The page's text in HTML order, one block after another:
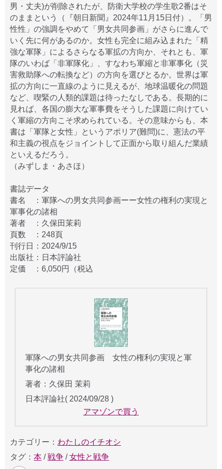
男・丈夫)が削除されたが、防衛大学校の学生歌2番はそ
のままという（『朝日新聞』2024年11月15日付）。「男
性性」の強調をやめて「男女共同参画」がさらに進んで
いく先に何があるのか。女性も完全に組み込まれた「精
強な軍隊」によるさらなる軍拡の方向か、それとも、軍
隊のいわば「非軍隊化」、すなわち軍縮と非軍事化（災
害救助隊への転換など）の方向を選びとるか。世界は軍
拡の方向に一直線のように見えるが、地球温暖化の問題
など、喫緊の人類的課題は待ったなしである。長期的に
見れば、各国の膨大な軍事費をそうした課題に向けてい
く軍縮の方向こそ求められている。その意味からも、本
書は「軍隊と女性」というアポリア(難問)に、憲法の平
和主義の視点をジョイントして正面から取り組んだ業績
といえるだろう。
（みずしま・あさほ）
書誌データ
書名 ：軍隊への男女共同参画ーー女性の権利の実現と
軍事化の諸相
著者 ：久保田茉莉
頁数 ：248頁
刊行日：2024/9/15
出版社：日本評論社
定価 ：6,050円（税込
軍隊への男女共同参画 女性の権利の実現と軍
事化の諸相
著者：久保田 茉莉
日本評論社( 2024/09/28 )
アマゾンで買う
カテゴリー： わたしのイチオシ
タグ： 本 /戦争 /女性と戦争